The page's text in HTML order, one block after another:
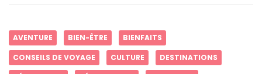
AVENTURE BIEN-ÊTRE
BIENFAITS
CONSEILS DE VOYAGE
CULTURE
DESTINATIONS